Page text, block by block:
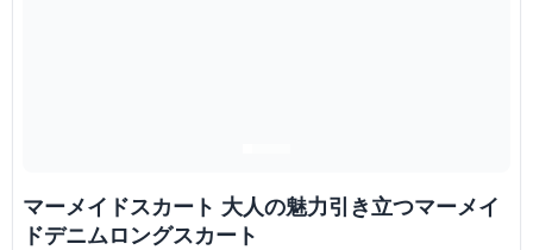
マーメイドスカート 大人の魅力引き立つマーメイ
ドデニムロングスカート